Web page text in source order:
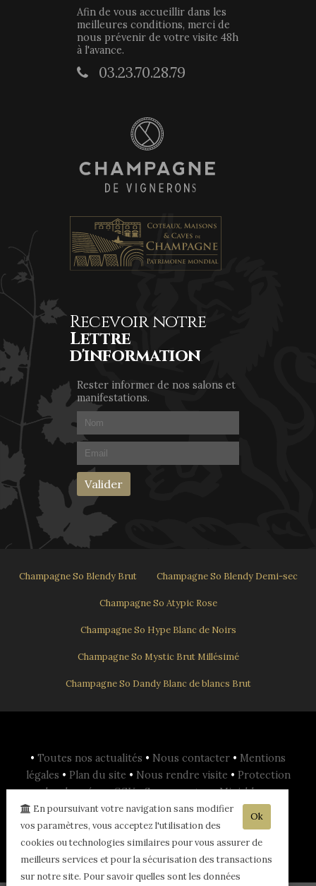
Afin de vous accueillir dans les
meilleures conditions, merci de
nous prévenir de votre visite 48h
à l'avance.
03.23.70.28.79
Recevoir notre
Lettre
d'information
Rester informer de nos salons et
manifestations.
Champagne So Blendy Brut Champagne So Blendy Demi-sec
Champagne So Atypic Rose
Champagne So Hype Blanc de Noirs
Champagne So Mystic Brut Millésimé
Champagne So Dandy Blanc de blancs Brut
• Toutes nos actualités • Nous contacter • Mentions
légales • Plan du site • Nous rendre visite • Protection
des données•CGV•Se connecter•Mini-blog•
planOpen•
modération - La vente d'alcool est interdite aux mineurs de -18ans -
Ok
En poursuivant votre navigation sans modifier
vos paramètres, vous acceptez l'utilisation des
cookies ou technologies similaires pour vous assurer de
meilleurs services et pour la sécurisation des transactions
sur notre site. Pour savoir quelles sont les données